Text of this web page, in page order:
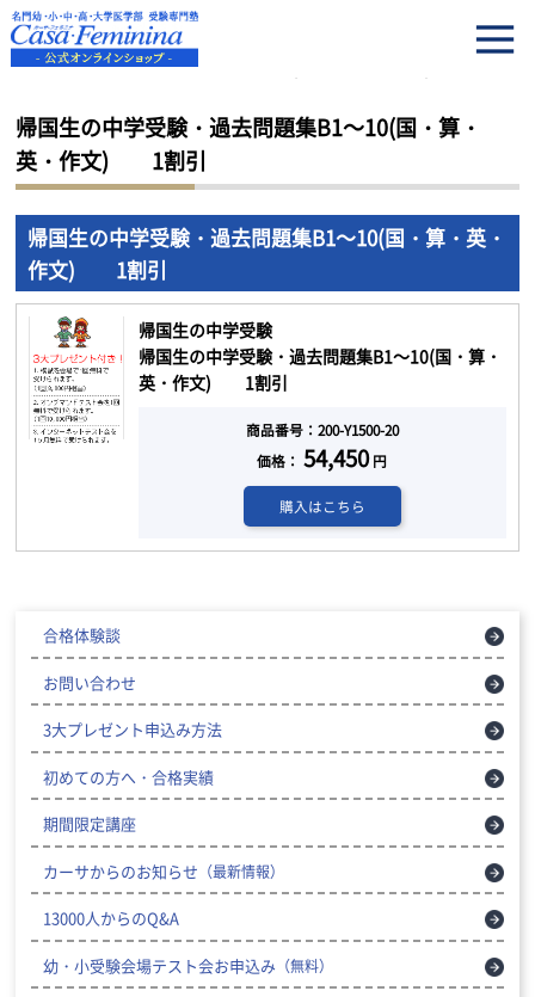
HOME
帰国生の中学受験・過去問題集B1～10(国・算・英・作文) 1割引
帰国生の中学受験・過去問題集B1～10(国・算・
英・作文) 1割引
帰国生の中学受験・過去問題集B1～10(国・算・英・
作文) 1割引
帰国生の中学受験
帰国生の中学受験・過去問題集B1～10(国・算・
英・作文) 1割引
商品番号：200-Y1500-20
価格：54,450円
購入はこちら
合格体験談
お問い合わせ
3大プレゼント申込み方法
初めての方へ・合格実績
期間限定講座
カーサからのお知らせ （最新情報）
13000人からのQ&A
幼・小受験会場テスト会お申込み （無料）